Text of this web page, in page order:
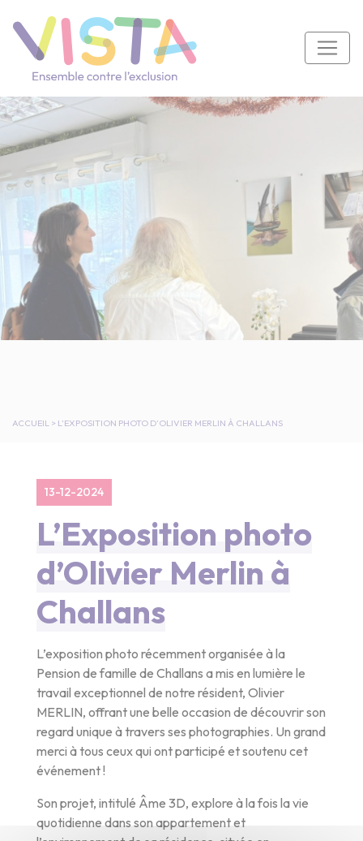
Navigation principale
ACCUEIL > L’EXPOSITION PHOTO D’OLIVIER MERLIN À CHALLANS
13-12-2024
L’Exposition photo
d’Olivier Merlin à
Challans
L’exposition photo récemment organisée à la
Pension de famille de Challans a mis en lumière le
travail exceptionnel de notre résident, Olivier
MERLIN, offrant une belle occasion de découvrir son
regard unique à travers ses photographies. Un grand
merci à tous ceux qui ont participé et soutenu cet
événement !
Son projet, intitulé Âme 3D, explore à la fois la vie
quotidienne dans son appartement et